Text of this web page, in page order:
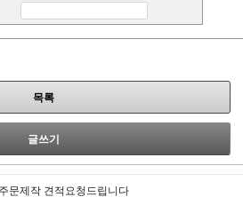
목록
글쓰기
문제작 견적요청드립니다